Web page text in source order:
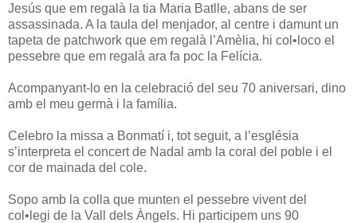
Jesús que em regalà la tia Maria Batlle, abans de ser
assassinada. A la taula del menjador, al centre i damunt un
tapeta de patchwork que em regalà l’Amèlia, hi col•loco el
pessebre que em regalà ara fa poc la Felícia.
Acompanyant-lo en la celebració del seu 70 aniversari, dino
amb el meu germà i la família.
Celebro la missa a Bonmatí i, tot seguit, a l’església
s’interpreta el concert de Nadal amb la coral del poble i el
cor de mainada del cole.
Sopo amb la colla que munten el pessebre vivent del
col•legi de la Vall dels Àngels. Hi participem uns 90